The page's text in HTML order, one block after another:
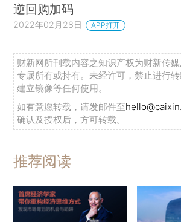
逆回购加码
2022年02月28日 APP打开
财新网所刊载内容之知识产权为财新传
专属所有或持有。未经许可，禁止进行
建立镜像等任何使用。
如有意愿转载，请发邮件至
确认及授权后，方可转载。
推荐阅读